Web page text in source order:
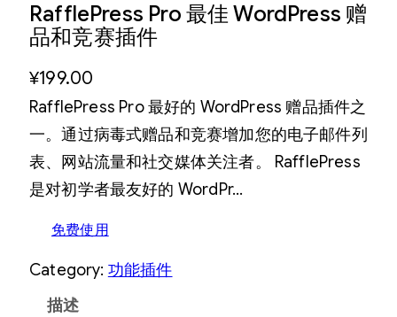
RafflePress Pro 最佳 WordPress 赠
品和竞赛插件
¥199.00
RafflePress Pro 最好的 WordPress 赠品插件之
一。通过病毒式赠品和竞赛增加您的电子邮件列
表、网站流量和社交媒体关注者。 RafflePress
是对初学者最友好的 WordPr…
免费使用
Category: 功能插件
描述